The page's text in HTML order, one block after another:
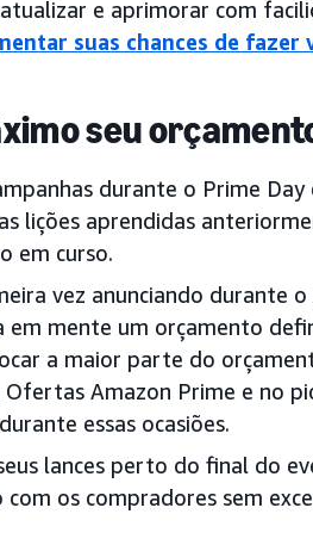
e aprimorar com
suas chances de fazer
seu
durante o Prime
lições aprendidas
em curso.
vez anunciando durante
em mente um orçamento
a maior parte do
Ofertas Amazon Prime e no
essas ocasiões.
lances perto do final do
os compradores sem